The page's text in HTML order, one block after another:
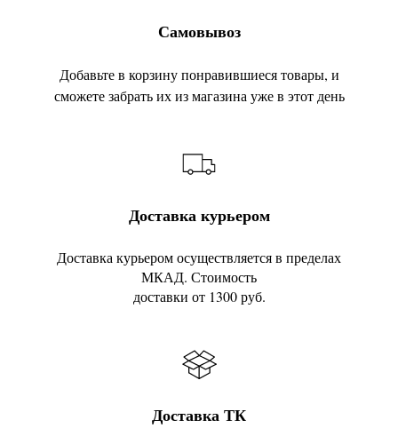
Самовывоз
Добавьте в корзину понравившиеся товары, и
сможете забрать их из магазина уже в этот день
Доставка курьером
Доставка курьером осуществляется в пределах
МКАД. Стоимость
доставки от 1300 руб.
Доставка ТК